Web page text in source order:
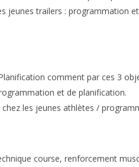
jeunes trailers : programmation
comment par ces 3
et de planification.
chez les jeunes athlètes /
course, renforcement